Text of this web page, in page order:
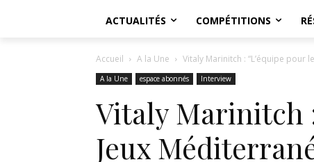
ACTUALITÉS COMPÉTITIONS
Accueil A la Une Vitaly Marinitch : “L’équipe pour
A la Une espace abonnés Interview
Vitaly Marinitch
Jeux